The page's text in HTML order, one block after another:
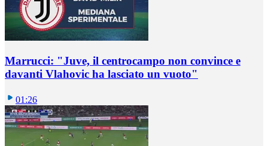
Marrucci: "Juve, il centrocampo non convince e
davanti Vlahovic ha lasciato un vuoto"
01:26